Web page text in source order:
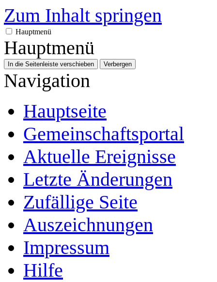
Zum Inhalt springen
Hauptmenü
Hauptmenü
In die Seitenleiste verschieben Verbergen
Navigation
Hauptseite
Gemeinschafts­portal
Aktuelle Ereignisse
Letzte Änderungen
Zufällige Seite
Auszeichnungen
Impressum
Hilfe